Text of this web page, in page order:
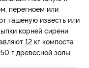
перегноем или
гашеную известь или
корней сирени
12 кг компоста
г древесной золы.